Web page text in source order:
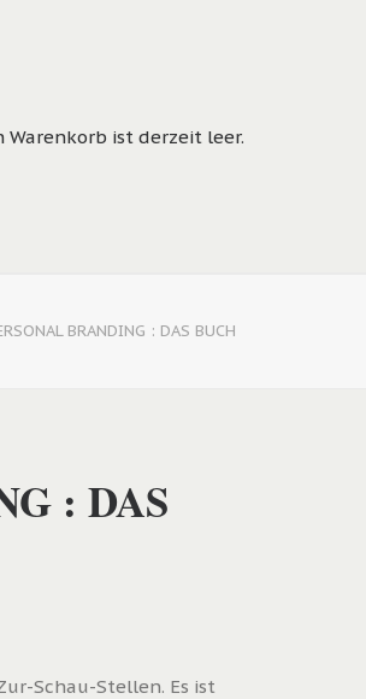
Warenkorb ist derzeit leer.
BRANDING : DAS BUCH
: DAS
Schau-Stellen. Es ist